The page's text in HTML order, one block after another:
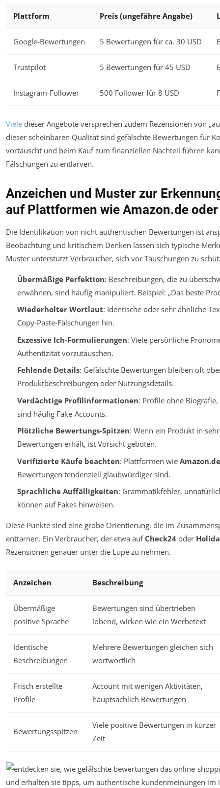
Plattform Preis (ungefähre Angabe)
Google-Bewertungen 5 Bewertungen für ca. 30 USD
Trustpilot 5 Bewertungen für 45 USD
Instagram-Follower 500 Follower für 8 USD
Viele dieser Angebote versprechen zudem Rezensionen von
dieser scheinbaren Qualität sind gefälschte Bewertungen für
vortäuscht und beim Kauf zum finanziellen Nachteil führen
Fälschungen zu entlarven.
Anzeichen und Muster zur
auf Plattformen wie Amazon.de
Die Identifikation von nicht authentischen Bewertungen ist
Beobachtung und kritischem Denken lassen sich typische
Muster unterstützt Verbraucher, sich vor Täuschungen zu
Übermäßige Perfektion: Beschreibungen, die zu
erwähnen, sind häufig manipuliert. Beispiel: „Das beste
Wiederholter Wortlaut: Identische oder sehr ähnliche
Copy-Paste-Fälschungen hin.
Exzessive Ich-Formulierungen: Viele persönliche
Authentizität vorzutäuschen.
Fehlende Details: Gefälschte Bewertungen bleiben oft
Produktbeschreibungen oder Nutzungsdetails.
Verdächtige Profilinformationen: Profile ohne
sind häufig Fake-Accounts.
Plötzliche Bewertungs-Spitzen: Wenn ein Produkt in
Bewertungen erhält, ist Vorsicht geboten.
Verifizierte Käufe beachten: Plattformen wie Amazon.de
Bewertungen tendenziell glaubwürdiger sind.
Sprachliche Auffälligkeiten: Grammatikfehler,
können auf Fakes hinweisen.
Diese Punkte sind eine grobe Orientierung, die im
enttarnen. Ein Verbraucher, der etwa auf Check24 oder
Rezensionen genauer unter die Lupe zu nehmen.
Anzeichen Beschreibung
Übermäßige
positive Sprache
Bewertungen sind übertrieben
lobend, wirken wie ein Werbetext
Identische
Beschreibungen
Mehrere Bewertungen gleichen sich
wortwörtlich
Frisch erstellte
Profile
Account mit wenigen Aktivitäten,
hauptsächlich Bewertungen
Bewertungsspitzen
Viele positive Bewertungen in kurzer
Zeit